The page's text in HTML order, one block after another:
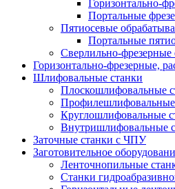
Горизонтально-
Портальные
Пятиосевые
Портальные
Сверлильно-фрезерные
Горизонтально-фрезерные,
Шлифовальные станки
Плоскошлифовальные
Круглошлифовальные
Внутришлифовальные
Заточные станки с ЧПУ
Заготовительное
Ленточнопильные
Станки